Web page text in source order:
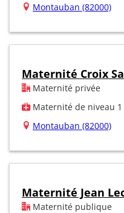
Montauban (82000)
Maternité Croix
Maternité privée
Maternité de niveau 1
Montauban (82000)
Maternité Jean
Maternité publique